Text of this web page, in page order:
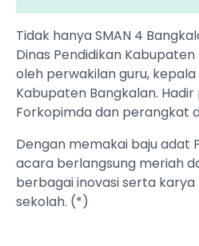
Tidak hanya SMAN 4
Dinas Pendidikan
oleh perwakilan guru,
Kabupaten Bangkalan.
Forkopimda dan perangkat
Dengan memakai baju adat
acara berlangsung meriah
berbagai inovasi serta
sekolah. (*)